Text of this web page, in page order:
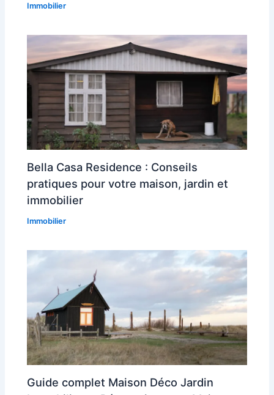
Immobilier
Bella Casa Residence : Conseils
pratiques pour votre maison, jardin et
immobilier
Immobilier
Guide complet Maison Déco Jardin